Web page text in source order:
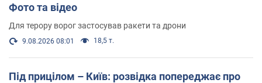
Фото та відео
Для терору ворог застосував ракети та дрони
9.08.2026 08:01 18,5 т.
Під прицілом – Київ: розвідка попереджає про